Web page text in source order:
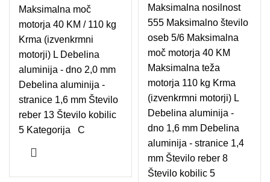
Maksimalna moč
motorja 40 KM / 110 kg
Krma (izvenkrmni
motorji) L Debelina
aluminija - dno 2,0 mm
Debelina aluminija -
stranice 1,6 mm Število
reber 13 Število kobilic
5 Kategorija C
Maksimalna nosilnost
555 Maksimalno število
oseb 5/6 Maksimalna
moč motorja 40 KM
Maksimalna teža
motorja 110 kg Krma
(izvenkrmni motorji) L
Debelina aluminija -
dno 1,6 mm Debelina
aluminija - stranice 1,4
mm Število reber 8
Število kobilic 5